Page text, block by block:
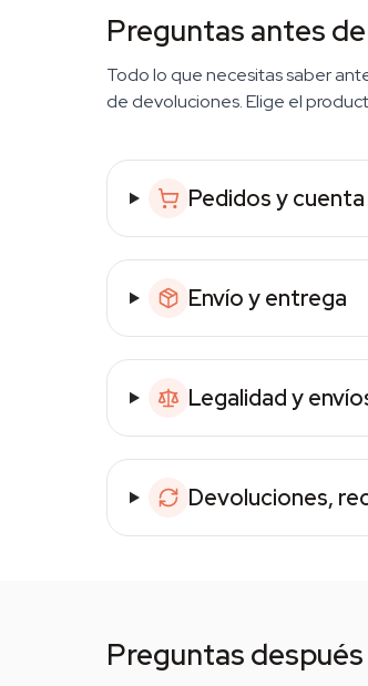
Preguntas antes
Todo lo que necesitas saber
de devoluciones. Elige el
Pedidos y cuenta
Envío y entrega
Legalidad y
Devoluciones,
Preguntas